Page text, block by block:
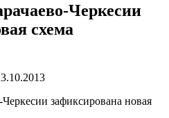
Черкесии
схема